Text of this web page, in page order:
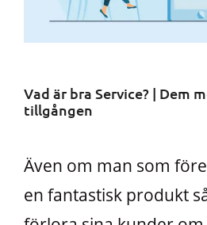
Vad är bra Service? | Dem
tillgången
Även om man som
en fantastisk produkt